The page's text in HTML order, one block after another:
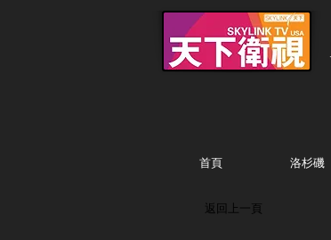
首頁 洛杉磯
返回上一頁